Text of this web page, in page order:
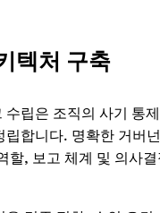
텍처 구축
수립은 조직의 사기 통
립합니다. 명확한 거버
할, 보고 체계 및 의사결